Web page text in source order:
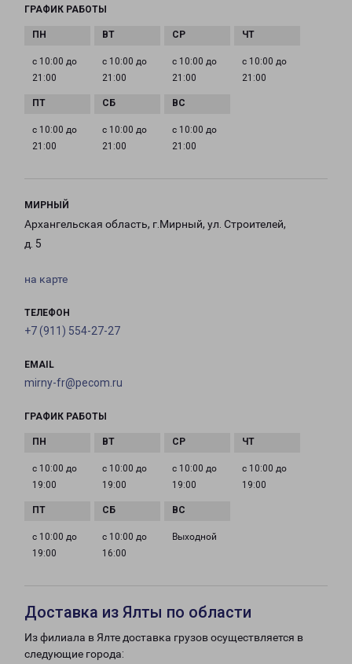
ГРАФИК РАБОТЫ
с 10:00 до
21:00
с 10:00 до
21:00
с 10:00 до
21:00
с 10:00 до
21:00
с 10:00 до
21:00
с 10:00 до
21:00
с 10:00 до
21:00
МИРНЫЙ
Архангельская область, г.Мирный, ул. Строителей,
д. 5
на карте
ТЕЛЕФОН
+7 (911) 554-27-27
EMAIL
mirny-fr@pecom.ru
ГРАФИК РАБОТЫ
с 10:00 до
19:00
с 10:00 до
19:00
с 10:00 до
19:00
с 10:00 до
19:00
с 10:00 до
19:00
с 10:00 до
16:00
Выходной
Доставка из Ялты по области
Из филиала в Ялте доставка грузов осуществляется в
следующие города: